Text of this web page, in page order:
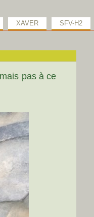
XAVER SFV-H2
pas à ce